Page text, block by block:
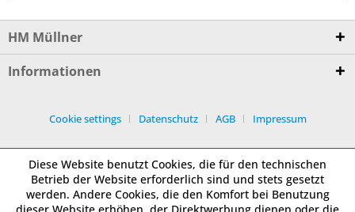
HM Müllner
Informationen
Cookie settings Datenschutz AGB Impressum
Diese Website benutzt Cookies, die für den technischen
Betrieb der Website erforderlich sind und stets gesetzt
werden. Andere Cookies, die den Komfort bei Benutzung